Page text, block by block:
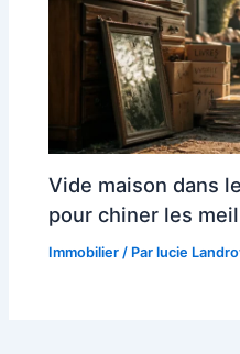
Vide maison dans
pour chiner les
Immobilier / Parlucie